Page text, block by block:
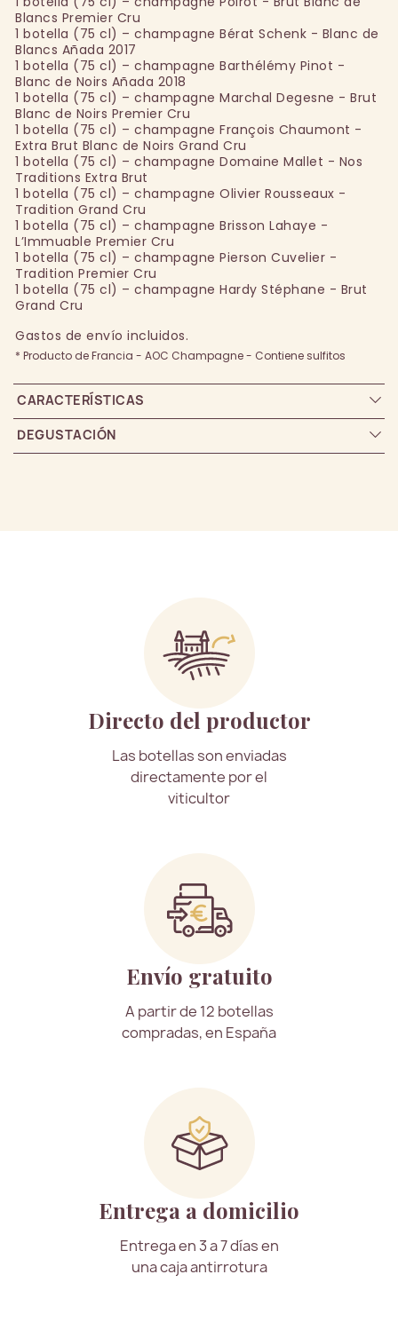
Blancs Premier Cru
1 botella (75 cl) – champagne Bérat Schenk - Blanc de
Blancs Añada 2017
1 botella (75 cl) – champagne Barthélémy Pinot -
Blanc de Noirs Añada 2018
1 botella (75 cl) – champagne Marchal Degesne - Brut
Blanc de Noirs Premier Cru
1 botella (75 cl) – champagne François Chaumont -
Extra Brut Blanc de Noirs Grand Cru
1 botella (75 cl) – champagne Domaine Mallet - Nos
Traditions Extra Brut
1 botella (75 cl) – champagne Olivier Rousseaux -
Tradition Grand Cru
1 botella (75 cl) – champagne Brisson Lahaye -
L’Immuable Premier Cru
1 botella (75 cl) – champagne Pierson Cuvelier -
Tradition Premier Cru
1 botella (75 cl) – champagne Hardy Stéphane - Brut
Grand Cru
Gastos de envío incluidos.
* Producto de Francia - AOC Champagne - Contiene sulfitos
CARACTERÍSTICAS
DEGUSTACIÓN
Directo del productor
Las botellas son enviadas
directamente por el
viticultor
Envío gratuito
A partir de 12 botellas
compradas, en España
Entrega a domicilio
Entrega en 3 a 7 días en
una caja antirrotura